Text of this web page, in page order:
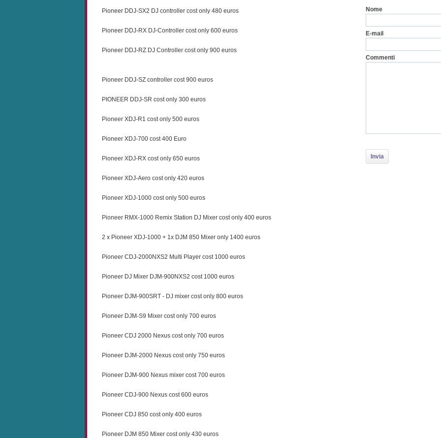
Pioneer DDJ-SX2 DJ controller cost only 480 euros
Pioneer DDJ-RX DJ-Controller cost only 600 euros
Pioneer DDJ-RZ DJ Controller cost only 900 euros
Pioneer DDJ-SZ controller cost 900 euros
PIONEER DDJ-SR cost only 300 euros
Pioneer XDJ-R1 cost only 500 euros
Pioneer XDJ-700 cost 400 Euro
Pioneer XDJ-RX cost only 650 euros
Pioneer XDJ-Aero cost only 420 euros
Pioneer XDJ-1000 cost only 500 euros
Pioneer RMX-1000 Remix Station DJ Mixer cost only 400 euros
2 x Pioneer XDJ-1000 + 1x DJM 850 Mixer only 1400 euros
Pioneer CDJ-2000NXS2 Multi Player cost 1000 euros
Pioneer DJ Mixer DJM-900NXS2 cost 1000 euros
Pioneer DJM-900SRT - DJ mixer cost only 800 euros
Pioneer DJM-S9 Mixer cost only 700 euros
Pioneer CDJ 2000 Nexus cost only 700 euros
Pioneer DJM-2000 Nexus cost only 750 euros
Pioneer DJM-900 Nexus mixer cost 700 euros
Pioneer CDJ-900 Nexus cost 600 euros
Pioneer CDJ 850 cost only 400 euros
Pioneer DJM 850 Mixer cost only 430 euros
Nome
E-mail
Commenti